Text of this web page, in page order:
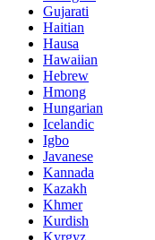
Gujarati
Haitian
Hausa
Hawaiian
Hebrew
Hmong
Hungarian
Icelandic
Igbo
Javanese
Kannada
Kazakh
Khmer
Kurdish
Kyrgyz